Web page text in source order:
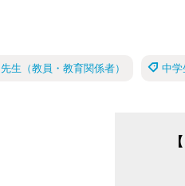
先生（教員・教育関係者） 中学